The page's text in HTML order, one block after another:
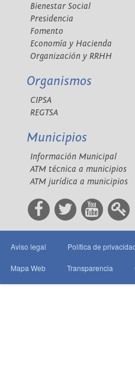
Bienestar Social
Presidencia
Fomento
Economía y Hacienda
Organización y RRHH
Organismos
CIPSA
REGTSA
Municipios
Información Municipal
ATM técnica a municipios
ATM jurídica a municipios
Aviso legal Política de
Mapa Web Transparencia